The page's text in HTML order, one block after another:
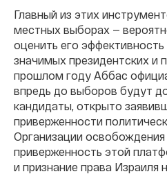
Главный из этих
местных выборах —
оценить его
значимых президентских и
прошлом году Аббас
впредь до выборов будут
кандидаты, открыто
приверженности
Организации
приверженность этой
и признание права Израиля